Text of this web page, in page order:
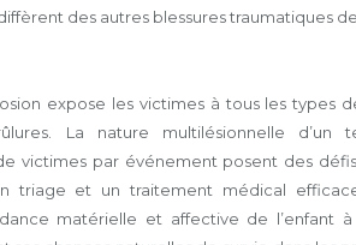
des autres blessures traumatiques
expose les victimes à tous les types
La nature multilésionnelle d’un
victimes par événement posent des
triage et un traitement médical
matérielle et affective de l’enfant à